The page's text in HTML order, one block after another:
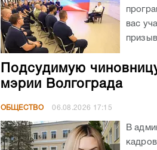
вас
Подсудимую
мэрии Волгограда
ОБЩЕСТВО 06.08.2026 17:15
В